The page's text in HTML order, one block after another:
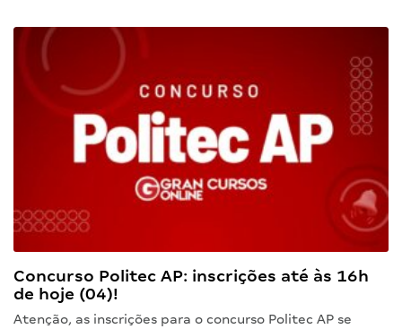
Concurso Politec AP: inscrições até às 16h
de hoje (04)!
Atenção, as inscrições para o concurso Politec AP se